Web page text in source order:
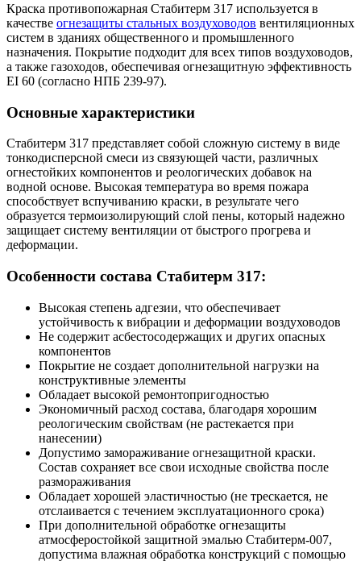
Краска противопожарная Стабитерм 317 используется в
качестве огнезащиты стальных воздуховодов вентиляционных
систем в зданиях общественного и промышленного
назначения. Покрытие подходит для всех типов воздуховодов,
а также газоходов, обеспечивая огнезащитную эффективность
EI 60 (согласно НПБ 239-97).
Основные характеристики
Стабитерм 317 представляет собой сложную систему в виде
тонкодисперсной смеси из связующей части, различных
огнестойких компонентов и реологических добавок на
водной основе. Высокая температура во время пожара
способствует вспучиванию краски, в результате чего
образуется термоизолирующий слой пены, который надежно
защищает систему вентиляции от быстрого прогрева и
деформации.
Особенности состава Стабитерм 317:
Высокая степень адгезии, что обеспечивает
устойчивость к вибрации и деформации воздуховодов
Не содержит асбестосодержащих и других опасных
компонентов
Покрытие не создает дополнительной нагрузки на
конструктивные элементы
Обладает высокой ремонтопригодностью
Экономичный расход состава, благодаря хорошим
реологическим свойствам (не растекается при
нанесении)
Допустимо замораживание огнезащитной краски.
Состав сохраняет все свои исходные свойства после
размораживания
Обладает хорошей эластичностью (не трескается, не
отслаивается с течением эксплуатационного срока)
При дополнительной обработке огнезащиты
атмосферостойкой защитной эмалью Стабитерм-007,
допустима влажная обработка конструкций с помощью